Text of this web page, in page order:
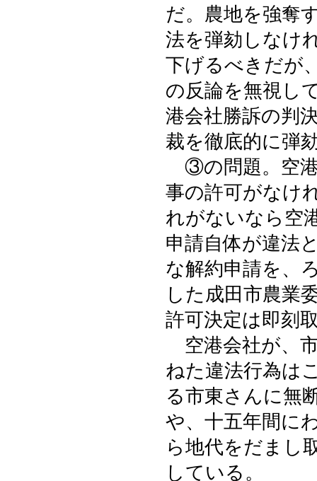
だ。農地を強奪
法を弾劾しなけ
下げるべきだが
の反論を無視し
港会社勝訴の判
裁を徹底的に弾
③の問題。空港
事の許可がなけ
れがないなら空
申請自体が違法
な解約申請を、
した成田市農業
許可決定は即刻
空港会社が、
ねた違法行為は
る市東さんに無
や、十五年間に
ら地代をだまし
している。